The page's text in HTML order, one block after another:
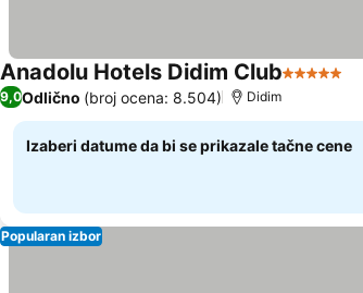
Anadolu Hotels Didim Club5 Zvezdice
9,0Odlično (broj ocena: 8.504) Didim
Izaberi datume da bi se prikazale tačne cene
Popularan izbor